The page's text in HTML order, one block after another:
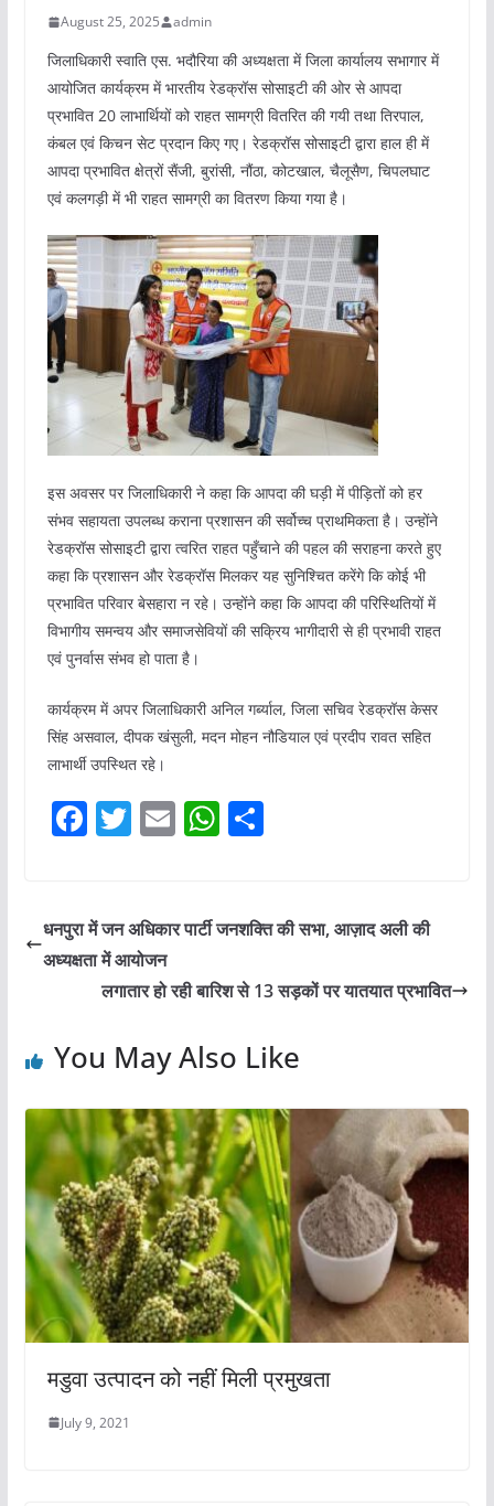
August 25, 2025 admin
जिलाधिकारी स्वाति एस. भदौरिया की अध्यक्षता में जिला कार्यालय सभागार में
आयोजित कार्यक्रम में भारतीय रेडक्रॉस सोसाइटी की ओर से आपदा
प्रभावित 20 लाभार्थियों को राहत सामग्री वितरित की गयी तथा तिरपाल,
कंबल एवं किचन सेट प्रदान किए गए। रेडक्रॉस सोसाइटी द्वारा हाल ही में
आपदा प्रभावित क्षेत्रों सैंजी, बुरांसी, नौंठा, कोटखाल, चैलूसैण, चिपलघाट
एवं कलगड़ी में भी राहत सामग्री का वितरण किया गया है।
इस अवसर पर जिलाधिकारी ने कहा कि आपदा की घड़ी में पीड़ितों को हर
संभव सहायता उपलब्ध कराना प्रशासन की सर्वोच्च प्राथमिकता है। उन्होंने
रेडक्रॉस सोसाइटी द्वारा त्वरित राहत पहुँचाने की पहल की सराहना करते हुए
कहा कि प्रशासन और रेडक्रॉस मिलकर यह सुनिश्चित करेंगे कि कोई भी
प्रभावित परिवार बेसहारा न रहे। उन्होंने कहा कि आपदा की परिस्थितियों में
विभागीय समन्वय और समाजसेवियों की सक्रिय भागीदारी से ही प्रभावी राहत
एवं पुनर्वास संभव हो पाता है।
कार्यक्रम में अपर जिलाधिकारी अनिल गर्ब्याल, जिला सचिव रेडक्रॉस केसर
सिंह असवाल, दीपक खंसुली, मदन मोहन नौडियाल एवं प्रदीप रावत सहित
लाभार्थी उपस्थित रहे।
F
e
b
o
k
T
er
E
l
W
s
p
S
e
धनपुरा में जन अधिकार पार्टी जनशक्ति की सभा, आज़ाद अली की
अध्यक्षता में आयोजन
लगातार हो रही बारिश से 13 सड़कों पर यातयात प्रभावित
You May Also Like
मडुवा उत्पादन को नहीं मिली प्रमुखता
July 9, 2021